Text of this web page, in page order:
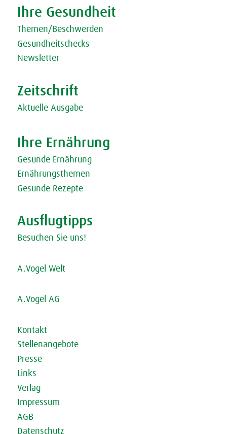
Ihre Gesundheit
Themen/Beschwerden
Gesundheitschecks
Newsletter
Zeitschrift
Aktuelle Ausgabe
Ihre Ernährung
Gesunde Ernährung
Ernährungsthemen
Gesunde Rezepte
Ausflugtipps
Besuchen Sie uns!
A.Vogel Welt
A.Vogel AG
Kontakt
Stellenangebote
Presse
Links
Verlag
Impressum
AGB
Datenschutz